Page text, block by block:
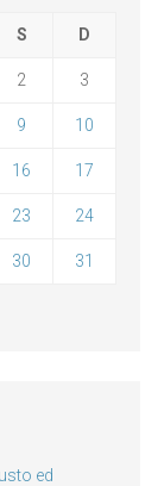
S D
2 3
9 10
16 17
23 24
30 31
ed